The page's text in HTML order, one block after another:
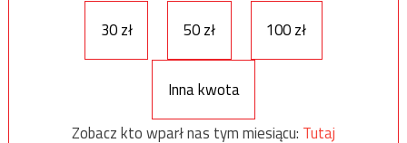
30 zł
50 zł 100 zł
Inna kwota
Zobacz kto wparł nas tym miesiącu: Tutaj